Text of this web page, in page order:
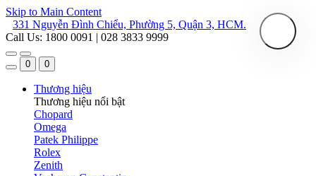
Skip to Main Content
331 Nguyễn Đình Chiểu, Phường 5, Quận 3, HCM.
Call Us: 1800 0091 | 028 3833 9999
0 0
Thương hiệu
Thương hiệu nổi bật
Chopard
Omega
Patek Philippe
Rolex
Zenith